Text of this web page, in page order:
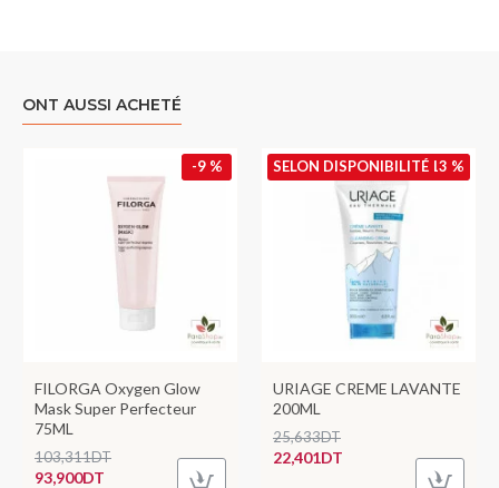
ONT AUSSI ACHETÉ
-9 %
FILORGA Oxygen Glow
Mask Super Perfecteur
75ML
93,900DT
103,311DT
-13 %
SELON DISPONIBILITÉ
URIAGE CREME LAVANTE
200ML
22,401DT
25,633DT